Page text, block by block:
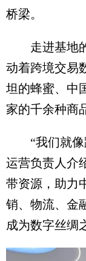
桥梁。
走进基地的
动着跨境交易
坦的蜂蜜、中
家的千余种商
“我们就像
运营负责人介
带资源，助力
销、物流、金
成为数字丝绸